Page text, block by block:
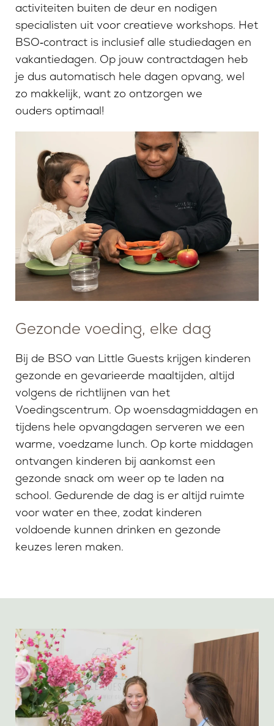
activiteiten buiten de deur en nodigen
specialisten uit voor creatieve workshops. Het
BSO‑contract is inclusief alle studiedagen en
vakantiedagen. Op jouw contractdagen heb
je dus automatisch hele dagen opvang, wel
zo makkelijk, want zo ontzorgen we
ouders optimaal!
Gezonde voeding, elke dag
Bij de BSO van Little Guests krijgen kinderen
gezonde en gevarieerde maaltijden, altijd
volgens de richtlijnen van het
Voedingscentrum. Op woensdagmiddagen en
tijdens hele opvangdagen serveren we een
warme, voedzame lunch. Op korte middagen
ontvangen kinderen bij aankomst een
gezonde snack om weer op te laden na
school. Gedurende de dag is er altijd ruimte
voor water en thee, zodat kinderen
voldoende kunnen drinken en gezonde
keuzes leren maken.